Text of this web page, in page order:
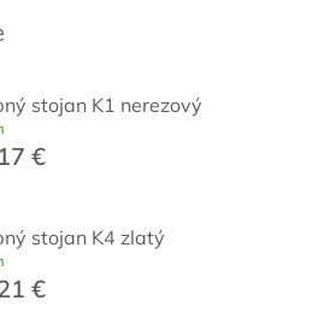
stojan K1 nerezový
€
stojan K4 zlatý
€